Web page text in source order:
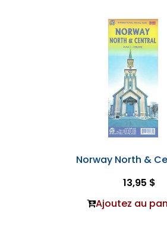
Norway North &
13,95 $
Ajoutez au